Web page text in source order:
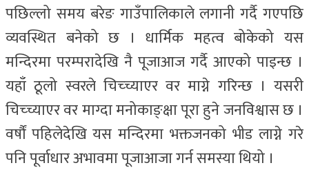
पछिल्लो समय बरेङ गाउँपालिकाले लगानी गर्दै गएपछि
व्यवस्थित बनेको छ । धार्मिक महत्व बोकेको यस
मन्दिरमा परम्परादेखि नै पूजाआज गर्दै आएको पाइन्छ ।
यहाँ ठूलो स्वरले चिच्च्याएर वर माग्ने गरिन्छ । यसरी
चिच्च्याएर वर माग्दा मनोकाङ्क्षा पूरा हुने जनविश्वास छ ।
वर्षौं पहिलेदेखि यस मन्दिरमा भक्तजनको भीड लाग्ने गरे
पनि पूर्वाधार अभावमा पूजाआजा गर्न समस्या थियो ।